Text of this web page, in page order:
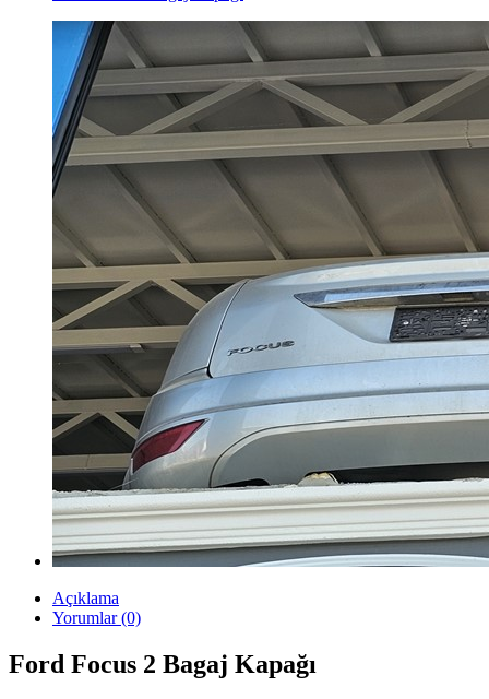
Açıklama
Yorumlar (0)
Ford Focus 2 Bagaj Kapağı